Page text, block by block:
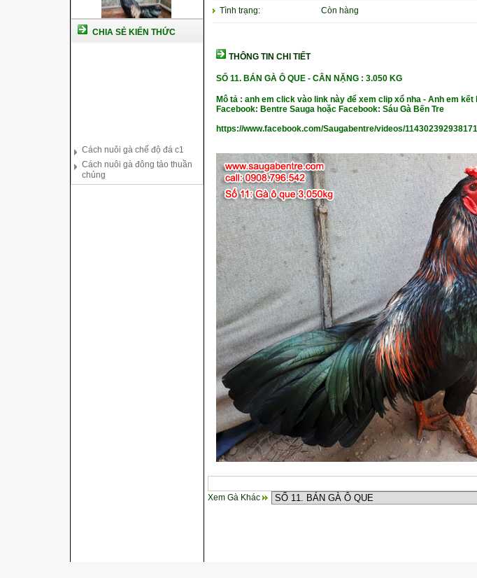
CHIA SẺ KIẾN THỨC
Cách nuôi gà đông tảo thuần
Kỹ thuật nuôi gà con mới nở
Hướng dẫn nuôi gà đá
Tình trạng: Còn hàng
THÔNG TIN CHI TIẾT
SỐ 11. BÁN GÀ Ô QUE - CÂN NẶNG : 3.050 KG
Mô tả : anh em click vào link này để xem clip xổ nha - Anh em
Facebook: Bentre Sauga hoặc Facebook: Sáu Gà Bến Tre
https://www.facebook.com/Saugabentre/videos/
Xem Gà Khác